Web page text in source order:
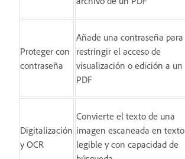
Proteger con
contraseña
Añade una contraseña para
restringir el acceso de
visualización o edición a un
PDF
Digitalización
y OCR
Convierte el texto de una
imagen escaneada en texto
legible y con capacidad de